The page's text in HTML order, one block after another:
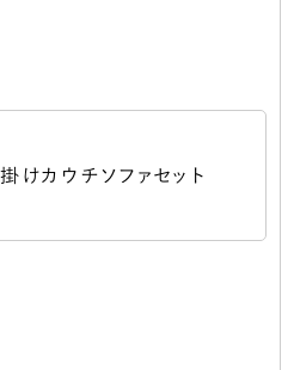
カウチソファセット